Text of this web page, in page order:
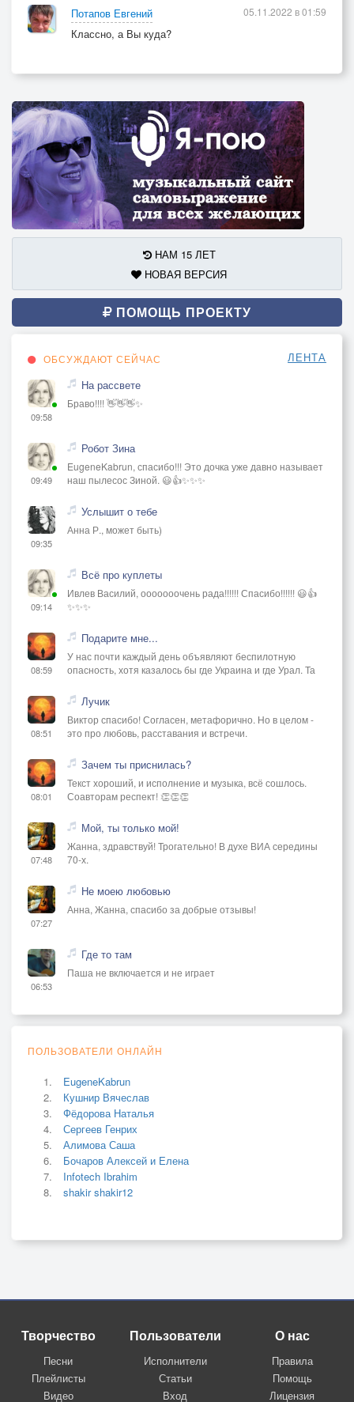
Потапов Евгений
Классно, а Вы куда?
05.11.2022 в 01:59
НАМ 15 ЛЕТ
НОВАЯ ВЕРСИЯ
ПОМОЩЬ ПРОЕКТУ
ОБСУЖДАЮТ СЕЙЧАС ЛЕНТА
09:58
На рассвете
Браво!!!! 👋👋👋✨
09:49
Робот Зина
EugeneKabrun, спасибо!!! Это дочка уже давно называет
наш пылесос Зиной. 😃👍✨✨✨
09:35
Услышит о тебе
Анна Р., может быть)
09:14
Всё про куплеты
Ивлев Василий, ооооооочень рада!!!!!! Спасибо!!!!!! 😃👍
✨✨✨
08:59
Подарите мне...
У нас почти каждый день объявляют беспилотную
опасность, хотя казалось бы где Украина и где Урал. Та
08:51
Лучик
Виктор спасибо! Согласен, метафорично. Но в целом -
это про любовь, расставания и встречи.
08:01
Зачем ты приснилась?
Текст хороший, и исполнение и музыка, всё сошлось.
Соавторам респект! 👏👏👏
07:48
Мой, ты только мой!
Жанна, здравствуй! Трогательно! В духе ВИА середины
70-х.
07:27
Не моею любовью
Анна, Жанна, спасибо за добрые отзывы!
06:53
Где то там
Паша не включается и не играет
ПОЛЬЗОВАТЕЛИ ОНЛАЙН
EugeneKabrun
Кушнир Вячеслав
Фёдорова Наталья
Сергеев Генрих
Алимова Саша
Бочаров Алексей и Елена
Infotech Ibrahim
shakir shakir12
Творчество
Песни
Плейлисты
Видео
Пользователи
Исполнители
Статьи
Вход
О нас
Правила
Помощь
Лицензия